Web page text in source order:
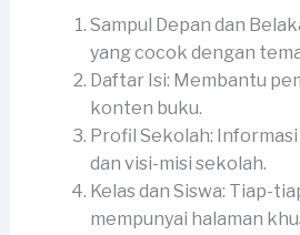
Sampul Depan dan
yang cocok dengan
Daftar Isi: Membantu
konten buku.
Profil Sekolah:
dan visi-misi sekolah.
Kelas dan Siswa: Tiap-
mempunyai halaman